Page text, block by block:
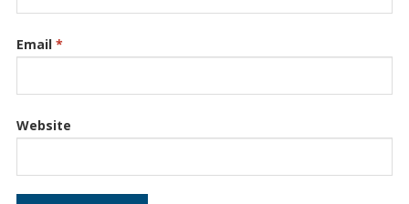
Email *
Website